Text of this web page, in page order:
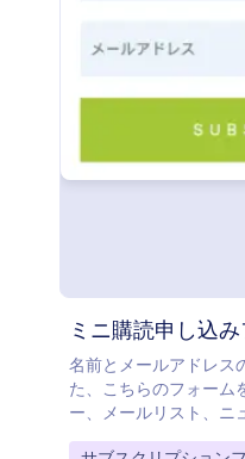
ミニ購読申し込
名前とメールアドレス
た、こちらのフォーム
ー、メールリスト、ニ
ことができます。